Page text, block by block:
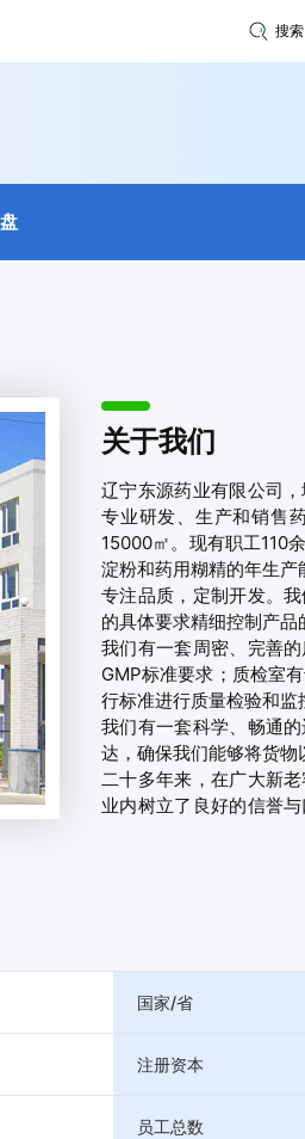
搜
关于我们
辽宁东源药业有限公司
专业研发、生产和销售
15000㎡。现有职工110
淀粉和药用糊精的年生产
专注品质，定制开发。
的具体要求精细控制产品
我们有一套周密、完善
GMP标准要求；质检室
行标准进行质量检验和监
我们有一套科学、畅通
达，确保我们能够将货物
二十多年来，在广大新
业内树立了良好的信誉
将再接再厉，不断超越
国家/省
注册资本
员工总数